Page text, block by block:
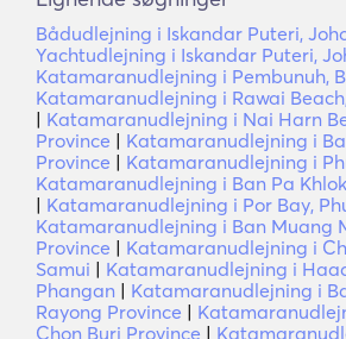
Bådudlejning i Iskandar Puteri,
Yachtudlejning i Iskandar Puteri,
Katamaranudlejning i Pembunuh,
Katamaranudlejning i Rawai
| Katamaranudlejning i Nai Harn
Province | Katamaranudlejning i
Province | Katamaranudlejning i
Katamaranudlejning i Ban Pa
| Katamaranudlejning i Por Bay,
Katamaranudlejning i Ban Muang
Province | Katamaranudlejning i
Samui | Katamaranudlejning i
Phangan | Katamaranudlejning i
Rayong Province |
Chon Buri Province |